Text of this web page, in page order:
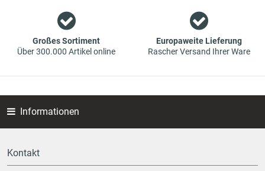
garantiert günstigen Preisen.
Großes Sortiment
Über 300.000 Artikel online
Europaweite Lieferung
Rascher Versand Ihrer Ware
Informationen
Kontakt